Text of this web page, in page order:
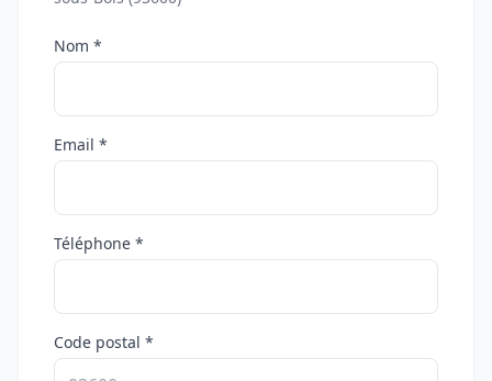
Nom *
Email *
Téléphone *
Code postal *